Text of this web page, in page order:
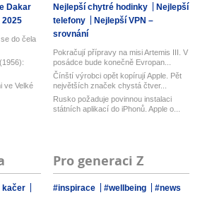
Dakar
2025
do čela
ve Velké
Nejlepší chytré hodinky
Nejlepší
telefony
Nejlepší VPN –
srovnání
Pokračují přípravy na misi Artemis III. V
posádce bude konečně Evropan...
Čínští výrobci opět kopírují Apple. Pět
největších značek chystá čtver...
Rusko požaduje povinnou instalaci
státních aplikací do iPhonů. Apple o...
kačer
Pro generaci Z
#inspirace #wellbeing #news